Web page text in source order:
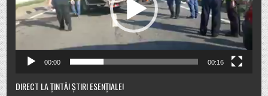
00:00 00:16
DIRECT LA ȚINTĂ! ȘTIRI ESENȚIALE!